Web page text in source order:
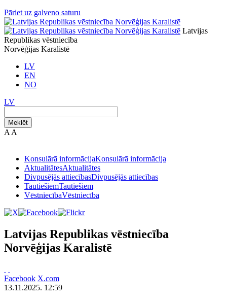
Pāriet uz galveno saturu
Latvijas
Republikas vēstniecība
Norvēģijas Karalistē
LV
EN
NO
LV
Meklēt
A A
Konsulārā informācijaKonsulārā informācija
AktualitātesAktualitātes
Divpusējās attiecībasDivpusējās attiecības
TautiešiemTautiešiem
VēstniecībaVēstniecība
Latvijas Republikas vēstniecība
Norvēģijas Karalistē
Facebook X.com
13.11.2025. 12:59